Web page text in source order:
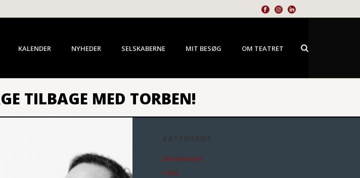
KALENDER NYHEDER SELSKABERNE MIT BESØG OM TEATRET
TILBAGE MED TORBEN!
Anmeldelser
Ferie